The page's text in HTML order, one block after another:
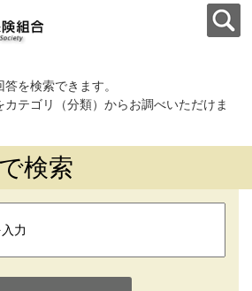
を検索できます。
テゴリ（分類）からお調べいただけま
検索